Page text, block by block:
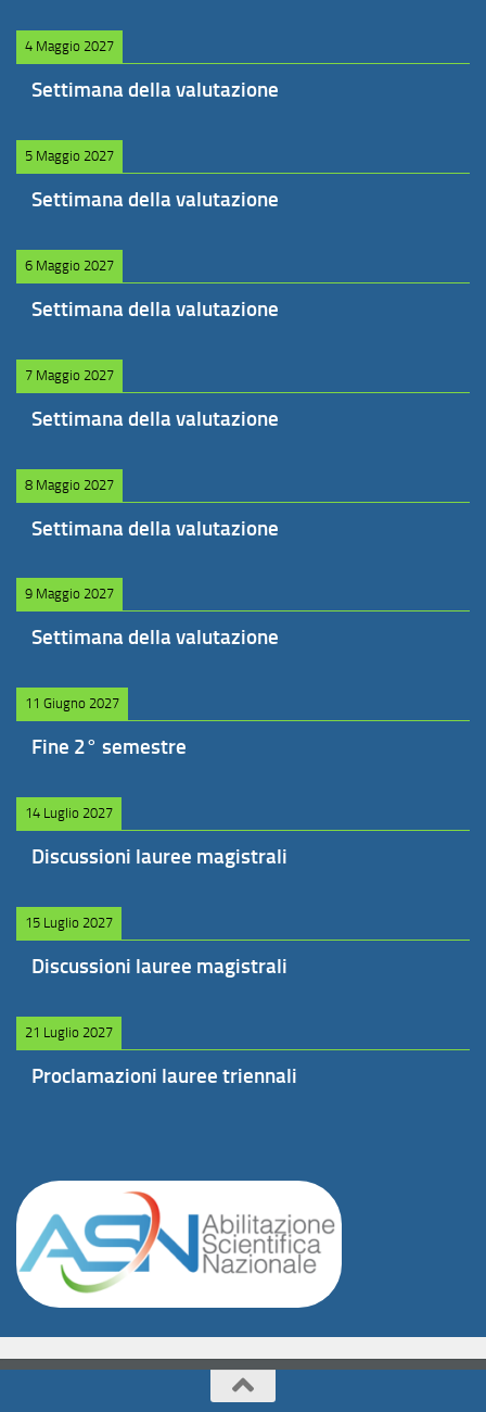
4 Maggio 2027
Settimana della valutazione
5 Maggio 2027
Settimana della valutazione
6 Maggio 2027
Settimana della valutazione
7 Maggio 2027
Settimana della valutazione
8 Maggio 2027
Settimana della valutazione
9 Maggio 2027
Settimana della valutazione
11 Giugno 2027
Fine 2° semestre
14 Luglio 2027
Discussioni lauree magistrali
15 Luglio 2027
Discussioni lauree magistrali
21 Luglio 2027
Proclamazioni lauree triennali